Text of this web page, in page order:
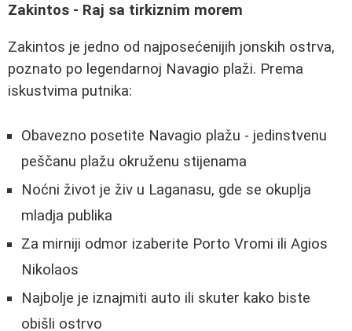
Zakintos - Raj sa tirkiznim morem
Zakintos je jedno od najposećenijih jonskih ostrva,
poznato po legendarnoj Navagio plaži. Prema
iskustvima putnika:
Obavezno posetite Navagio plažu - jedinstvenu
peščanu plažu okruženu stijenama
Noćni život je živ u Laganasu, gde se okuplja
mladja publika
Za mirniji odmor izaberite Porto Vromi ili Agios
Nikolaos
Najbolje je iznajmiti auto ili skuter kako biste
obišli ostrvo